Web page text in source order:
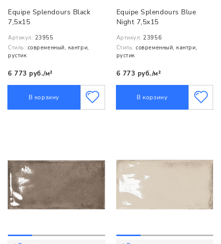
Equipe Splendours Black
7,5x15
Артикул: 23955
Стиль: современный, кантри,
рустик
6 773 руб./м²
В корзину
Equipe Splendours Blue
Night 7,5x15
Артикул: 23956
Стиль: современный, кантри,
рустик
6 773 руб./м²
В корзину